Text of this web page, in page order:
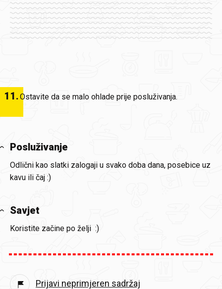
11.Ostavite da se malo ohlade prije posluživanja.
Posluživanje
Odlični kao slatki zalogaji u svako doba dana, posebice uz
kavu ili čaj :)
Savjet
Koristite začine po želji :)
Prijavi neprimjeren sadržaj